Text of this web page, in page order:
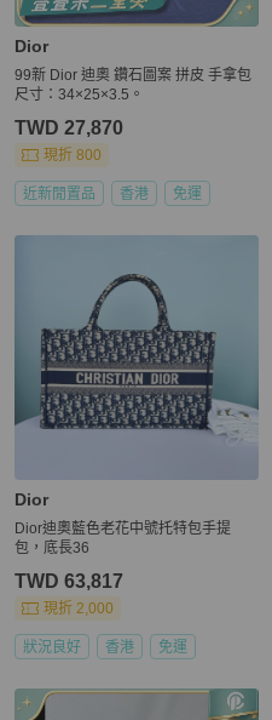
Dior
99新 Dior 迪奧 鑽石圖案 拼皮 手拿包
尺寸：34×25×3.5。
TWD 27,870
現折 800
近新閒置品 香港 免運
Dior
Dior迪奧藍色老花中號托特包手提
包，底長36
TWD 63,817
現折 2,000
狀況良好 香港 免運